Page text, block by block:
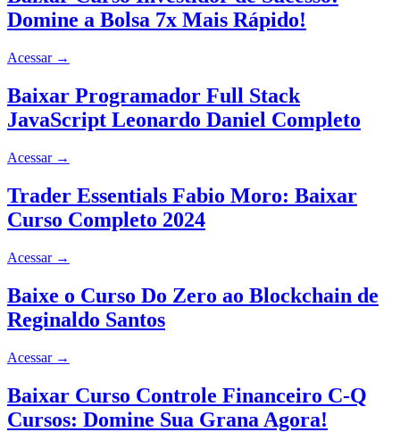
Domine a Bolsa 7x Mais Rápido!
Acessar →
Baixar Programador Full Stack
JavaScript Leonardo Daniel Completo
Acessar →
Trader Essentials Fabio Moro: Baixar
Curso Completo 2024
Acessar →
Baixe o Curso Do Zero ao Blockchain de
Reginaldo Santos
Acessar →
Baixar Curso Controle Financeiro C-Q
Cursos: Domine Sua Grana Agora!